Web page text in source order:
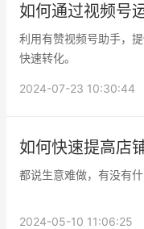
如何通过视频号
利用有赞视频号助手，
快速转化。
2024-07-23 10:30:44
如何快速提高店
都说生意难做，有没有
2024-05-10 11:06:25